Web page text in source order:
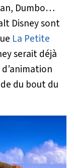
, Dumbo…
Disney sont
La Petite
serait déjà
du bout du